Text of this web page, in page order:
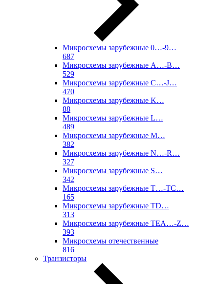
Микросхемы зарубежные 0…-9…
687
Микросхемы зарубежные A…-B…
529
Микросхемы зарубежные C…-J…
470
Микросхемы зарубежные K…
88
Микросхемы зарубежные L…
489
Микросхемы зарубежные M…
382
Микросхемы зарубежные N…-R…
327
Микросхемы зарубежные S…
342
Микросхемы зарубежные T…-TC…
165
Микросхемы зарубежные TD…
313
Микросхемы зарубежные TEA…-Z…
393
Микросхемы отечественные
816
Транзисторы